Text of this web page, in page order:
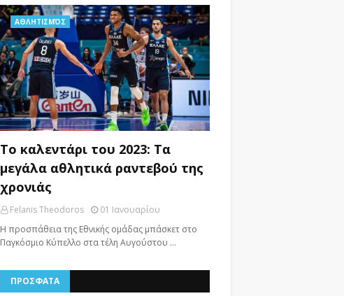
AΘΛΗΤΙΣΜΌΣ
Το καλεντάρι του 2023: Τα
μεγάλα αθλητικά ραντεβού της
χρονιάς
Felanis Theodoros
01 Ιανουαρίου
Η προσπάθεια της Εθνικής ομάδας μπάσκετ στο
Παγκόσμιο Κύπελλο στα τέλη Αυγούστου …
ΠΡΟΣΦΑΤΑ